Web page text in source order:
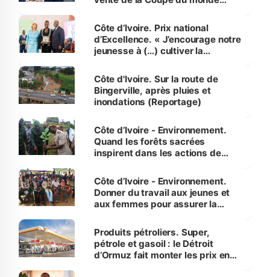
Côte d’Ivoire. Prix national
d’Excellence. « J’encourage notre
jeunesse à (…) cultiver la
(Alassane Ouattara
Côte d'Ivoire. Sur la route de
Bingerville, après pluies et
inondations (Reportage)
Côte d’Ivoire - Environnement.
Quand les forêts sacrées
inspirent dans les actions de
Côte d’Ivoire - Environnement.
Donner du travail aux jeunes et
aux femmes pour assurer la
menacées
Produits pétroliers. Super,
pétrole et gasoil : le Détroit
d’Ormuz fait monter les prix en